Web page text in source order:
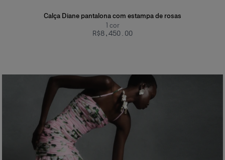
Calça Diane pantalona com estampa de rosas
1 cor
R$‌8,450.00